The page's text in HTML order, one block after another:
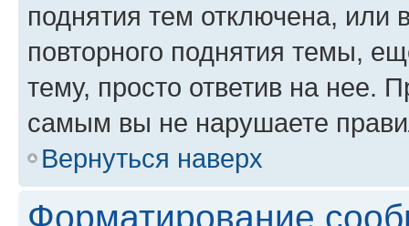
поднятия тем отключена, или
повторного поднятия темы,
тему, просто ответив на нее.
самым вы не нарушаете
Вернуться наверх
Форматирование